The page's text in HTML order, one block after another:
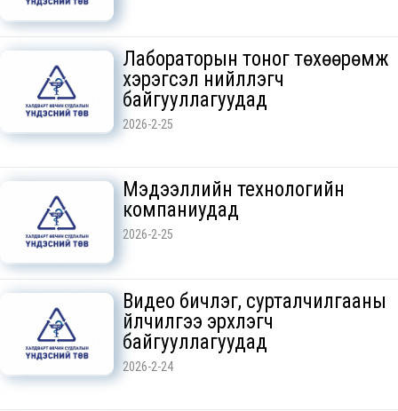
Лабораторын тоног төхөөрөмж
хэрэгсэл нийлүүлэгч
байгууллагуудад
2026-2-25
Мэдээллийн технологийн
компаниудад
2026-2-25
Видео бичлэг, сурталчилгааны
үйлчилгээ эрхлэгч
байгууллагуудад
2026-2-24